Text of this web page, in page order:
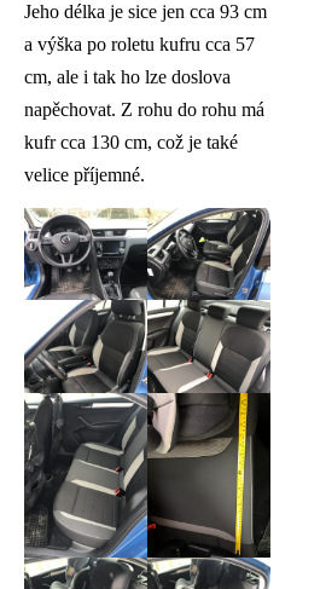
Jeho délka je sice jen cca 93 cm
a výška po roletu kufru cca 57
cm, ale i tak ho lze doslova
napěchovat. Z rohu do rohu má
kufr cca 130 cm, což je také
velice příjemné.